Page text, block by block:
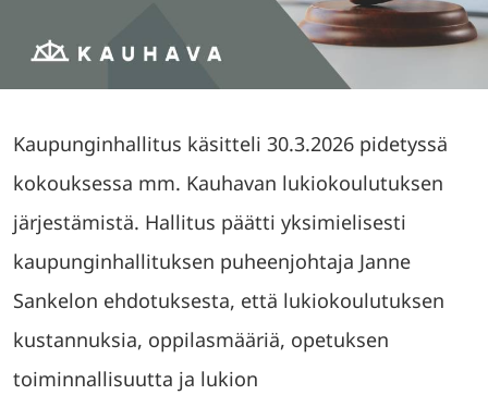
Kaupunginhallitus käsitteli 30.3.2026 pidetyssä
kokouksessa mm. Kauhavan lukiokoulutuksen
järjestämistä. Hallitus päätti yksimielisesti
kaupunginhallituksen puheenjohtaja Janne
Sankelon ehdotuksesta, että lukiokoulutuksen
kustannuksia, oppilasmääriä, opetuksen
toiminnallisuutta ja lukion